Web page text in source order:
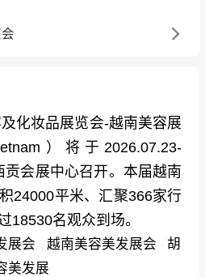
化妆品展览会-越南美容展
）将于2026.07.23-
会展中心召开。本届越南
24000平米、汇聚366家行
18530名观众到场。
展会 越南美容美发展会
胡
美发展